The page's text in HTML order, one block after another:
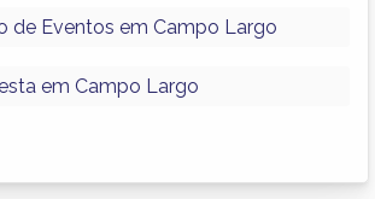
de Eventos em Campo Largo
em Campo Largo